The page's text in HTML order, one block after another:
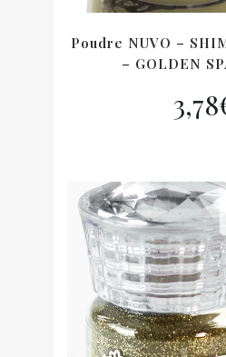
Poudre NUVO –
– GOLDEN
3,78